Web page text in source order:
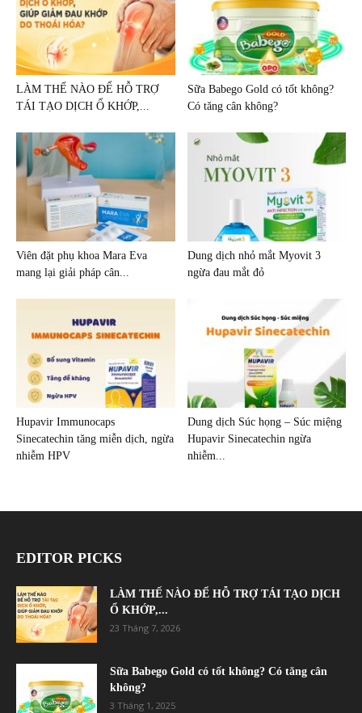
LÀM THẾ NÀO ĐỂ HỖ TRỢ
TÁI TẠO DỊCH Ổ KHỚP,...
Sữa Babego Gold có tốt không?
Có tăng cân không?
Viên đặt phụ khoa Mara Eva
mang lại giải pháp cân...
Dung dịch nhỏ mắt Myovit 3
ngừa đau mắt đỏ
Hupavir Immunocaps
Sinecatechin tăng miễn dịch, ngừa
nhiễm HPV
Dung dịch Súc họng – Súc miệng
Hupavir Sinecatechin ngừa
nhiễm...
EDITOR PICKS
LÀM THẾ NÀO ĐỂ HỖ TRỢ TÁI TẠO DỊCH
Ổ KHỚP,...
23 Tháng 7, 2026
Sữa Babego Gold có tốt không? Có tăng cân
không?
3 Tháng 1, 2025